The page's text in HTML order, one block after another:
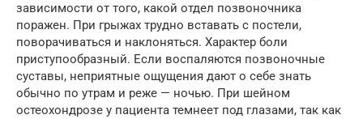
зависимости от того, какой отдел позвоночника
поражен. При грыжах трудно вставать с постели,
поворачиваться и наклоняться. Характер боли
приступообразный. Если воспаляются позвоночные
суставы, неприятные ощущения дают о себе знать
обычно по утрам и реже — ночью. При шейном
остеохондрозе у пациента темнеет под глазами, так как